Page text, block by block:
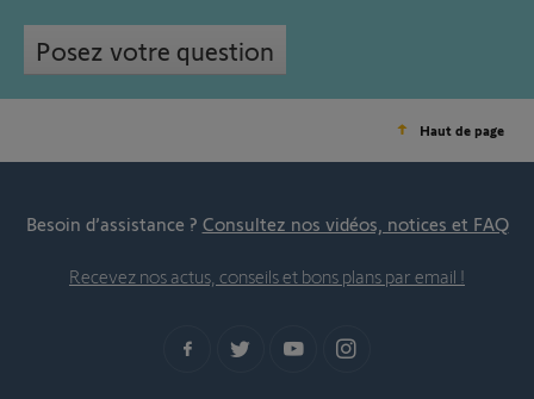
Posez votre question
Haut de page
Besoin d’assistance ? Consultez nos vidéos, notices et FAQ
Recevez nos actus, conseils et bons plans par email !